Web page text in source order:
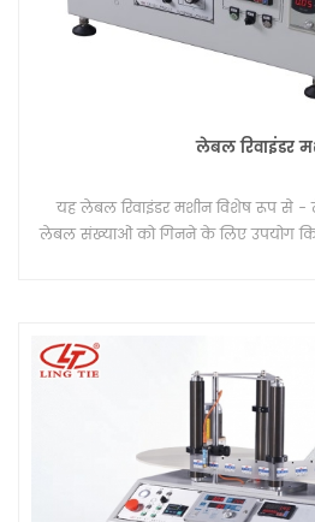
लेबल रिवाइंडर
यह लेबल रिवाइंडर मशीन विशेष रूप से
लेबल संख्याओं को गिनने के लिए उपयोग